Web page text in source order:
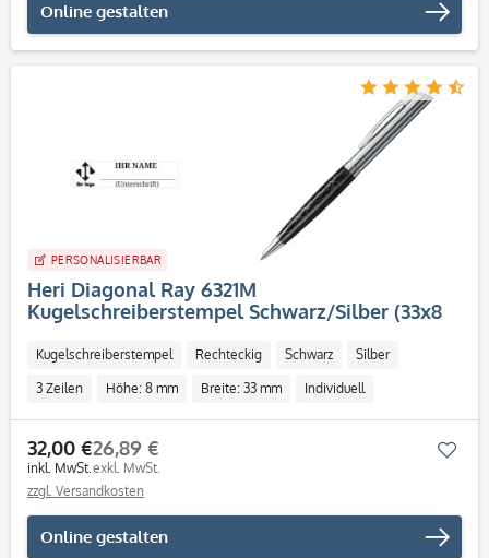
Online gestalten
PERSONALISIERBAR
Heri Diagonal Ray 6321M
Kugelschreiberstempel Schwarz/Silber (33x8
Kugelschreiberstempel Rechteckig Schwarz Silber
3 Zeilen Höhe: 8 mm Breite: 33 mm Individuell
32,00 €
inkl. MwSt.
26,89 €
exkl. MwSt.
zzgl. Versandkosten
Online gestalten